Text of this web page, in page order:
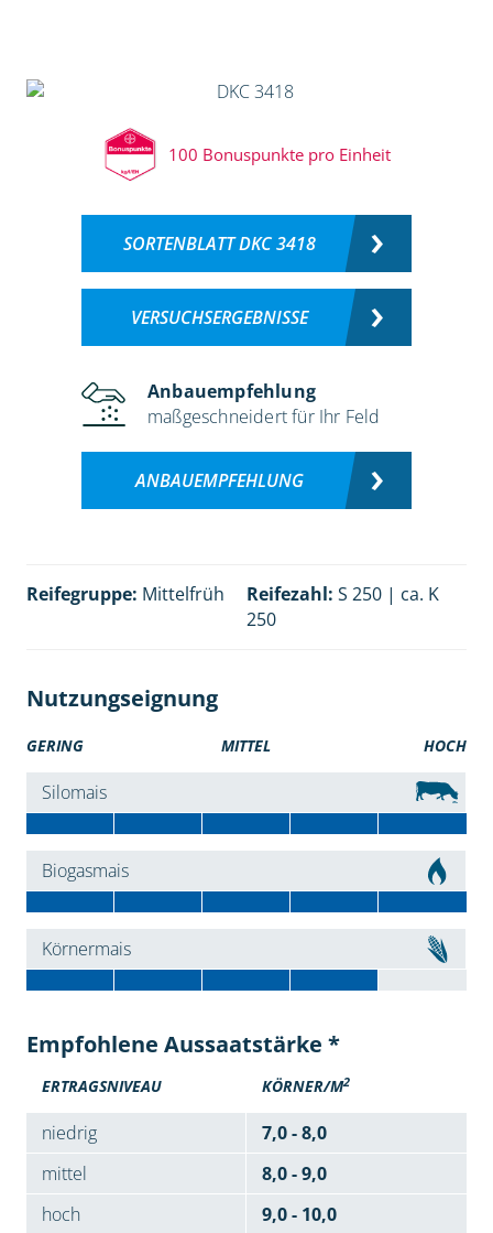
100 Bonuspunkte pro Einheit
SORTENBLATT DKC 3418
VERSUCHSERGEBNISSE
Anbauempfehlung
maßgeschneidert für Ihr Feld
ANBAUEMPFEHLUNG
Reifegruppe: Mittelfrüh Reifezahl: S 250 | ca. K
250
Nutzungseignung
GERING MITTEL HOCH
Silomais
Biogasmais
Körnermais
Empfohlene Aussaatstärke *
ERTRAGSNIVEAU KÖRNER/M2
niedrig
7,0 - 8,0
mittel
8,0 - 9,0
hoch
9,0 - 10,0